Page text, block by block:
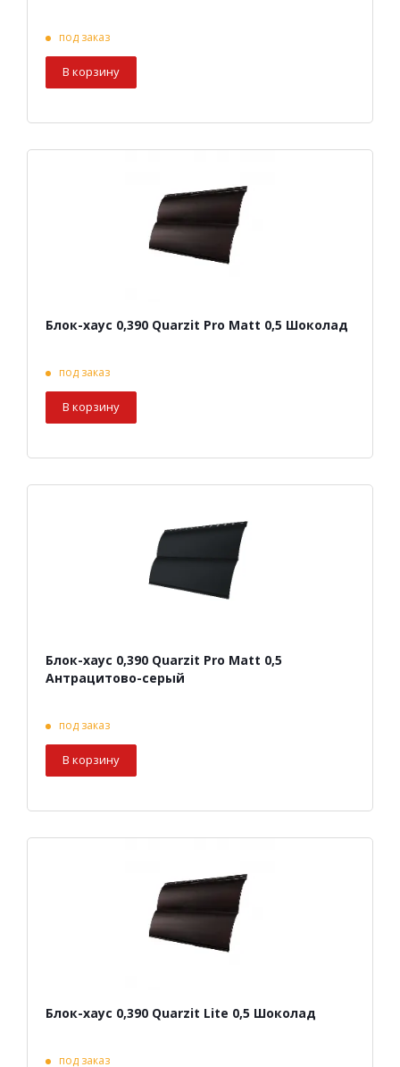
под заказ
В корзину
Блок-хаус 0,390 Quarzit Pro Matt 0,5 Шоколад
под заказ
В корзину
Блок-хаус 0,390 Quarzit Pro Matt 0,5
Антрацитово-серый
под заказ
В корзину
Блок-хаус 0,390 Quarzit Lite 0,5 Шоколад
под заказ